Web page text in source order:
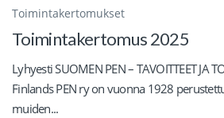
Toimintakertomukset
Toimintakertomus 2025
Lyhyesti SUOMEN PEN – TAVOITTEET JA
Finlands PEN ry on vuonna 1928
muiden...